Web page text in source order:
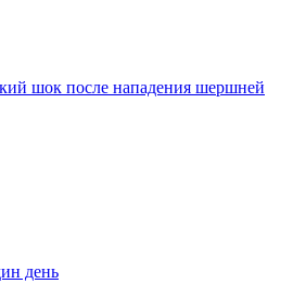
шок после нападения шершней
день